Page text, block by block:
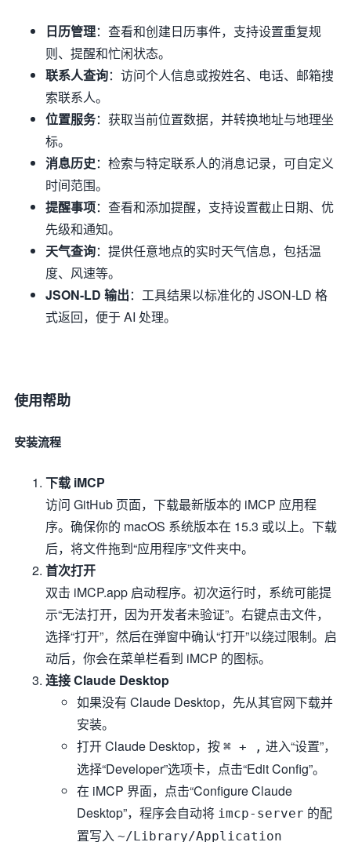
日历管理：查看和创建日历事件，支持设置重复规
则、提醒和忙闲状态。
联系人查询：访问个人信息或按姓名、电话、邮箱搜
索联系人。
位置服务：获取当前位置数据，并转换地址与地理坐
标。
消息历史：检索与特定联系人的消息记录，可自定义
时间范围。
提醒事项：查看和添加提醒，支持设置截止日期、优
先级和通知。
天气查询：提供任意地点的实时天气信息，包括温
度、风速等。
JSON-LD 输出：工具结果以标准化的 JSON-LD 格
式返回，便于 AI 处理。
使用帮助
安装流程
下载 iMCP
访问 GitHub 页面，下载最新版本的 iMCP 应用程
序。确保你的 macOS 系统版本在 15.3 或以上。下载
后，将文件拖到“应用程序”文件夹中。
首次打开
双击 iMCP.app 启动程序。初次运行时，系统可能提
示“无法打开，因为开发者未验证”。右键点击文件，
选择“打开”，然后在弹窗中确认“打开”以绕过限制。启
动后，你会在菜单栏看到 iMCP 的图标。
连接 Claude Desktop
如果没有 Claude Desktop，先从其官网下载并
安装。
打开 Claude Desktop，按 ⌘ + , 进入“设置”，
选择“Developer”选项卡，点击“Edit Config”。
在 iMCP 界面，点击“Configure Claude
Desktop”，程序会自动将 imcp-server 的配
置写入 ~/Library/Application